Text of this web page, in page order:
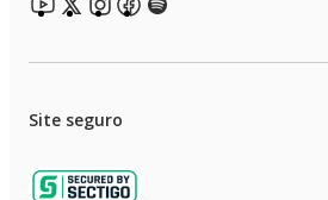
Site seguro